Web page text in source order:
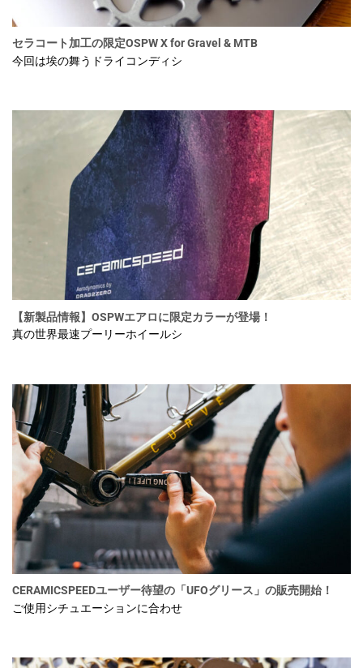
セラコート加工の限定OSPW X for Gravel & MTB
今回は埃の舞うドライコンディシ
【新製品情報】OSPWエアロに限定カラーが登場！
真の世界最速プーリーホイールシ
CERAMICSPEEDユーザー待望の「UFOグリース」の販売開始！
ご使用シチュエーションに合わせ